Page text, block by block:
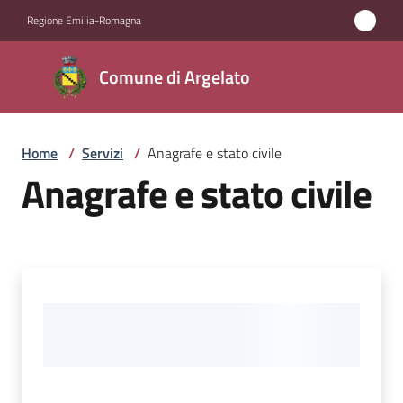
Regione Emilia-Romagna
Comune di Argelato
Comune
di
Argelato
Amministrazione
Home / Servizi / Anagrafe e stato civile
Anagrafe e stato civile